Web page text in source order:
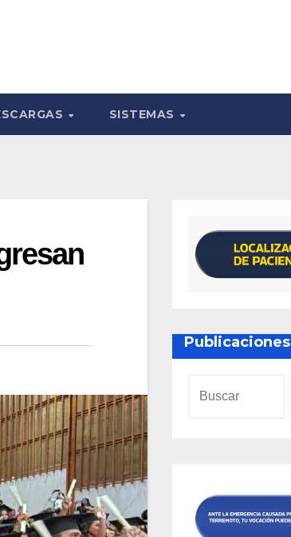
SISTEMAS
Publicaciones